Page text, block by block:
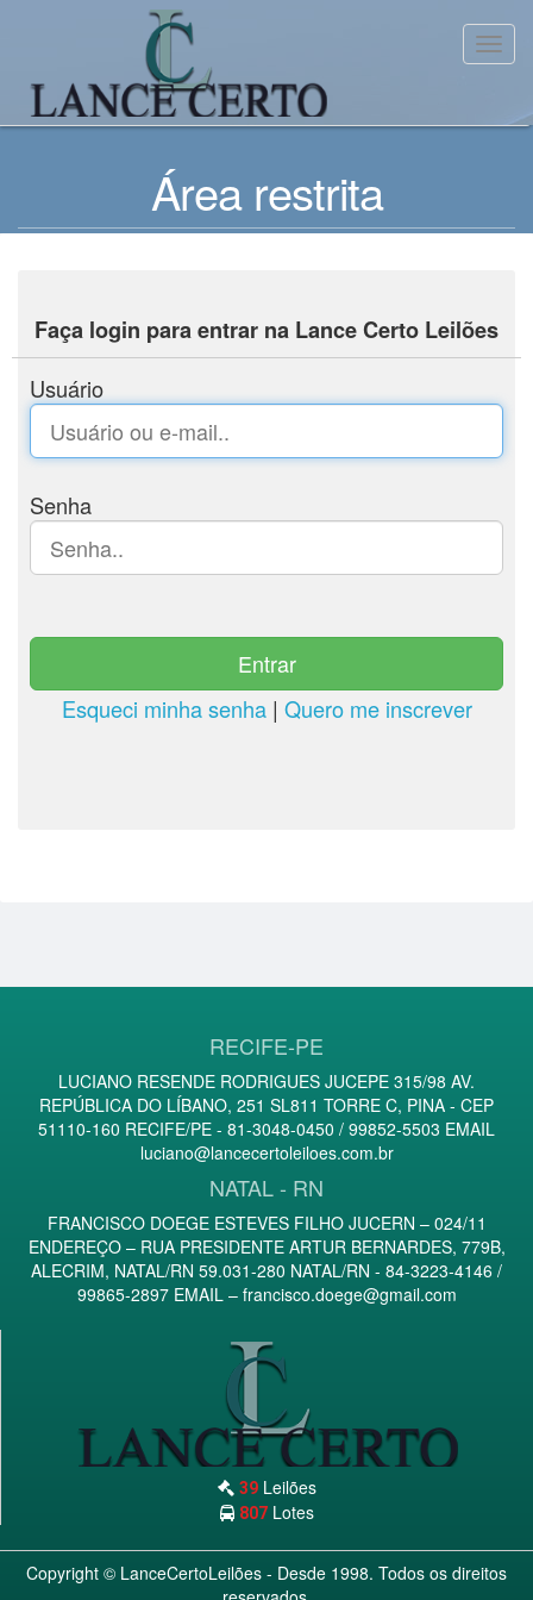
Área restrita
Faça login para entrar na Lance Certo Leilões
Usuário
Senha
Esqueci minha senha| Quero me inscrever
RECIFE-PE
LUCIANO RESENDE RODRIGUES JUCEPE 315/98 AV.
REPÚBLICA DO LÍBANO, 251 SL811 TORRE C, PINA - CEP
51110-160 RECIFE/PE - 81-3048-0450 / 99852-5503 EMAIL
luciano@lancecertoleiloes.com.br
NATAL - RN
FRANCISCO DOEGE ESTEVES FILHO JUCERN – 024/11
ENDEREÇO – RUA PRESIDENTE ARTUR BERNARDES, 779B,
ALECRIM, NATAL/RN 59.031-280 NATAL/RN - 84-3223-4146 /
99865-2897 EMAIL – francisco.doege@gmail.com
39 Leilões
807 Lotes
Copyright © LanceCertoLeilões - Desde 1998. Todos os direitos